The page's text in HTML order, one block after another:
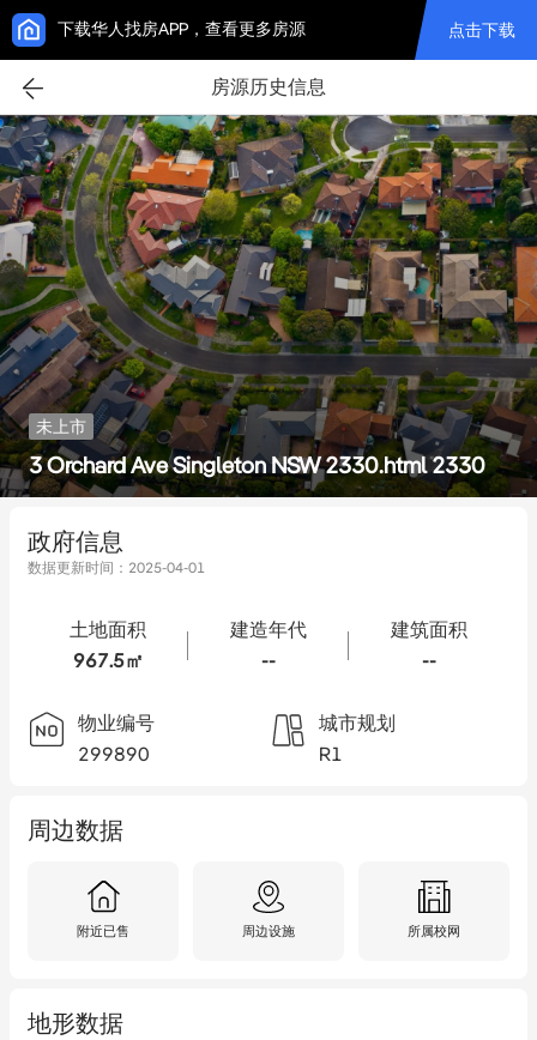
下载华人找房APP，查看更多房源 点击下载
房源历史信息
未上市
3 Orchard Ave Singleton NSW 2330.html 2330
政府信息
数据更新时间： 2025-04-01
土地面积
967.5㎡
建造年代
--
建筑面积
--
物业编号
299890
城市规划
R1
周边数据
附近已售 周边设施 所属校网
地形数据